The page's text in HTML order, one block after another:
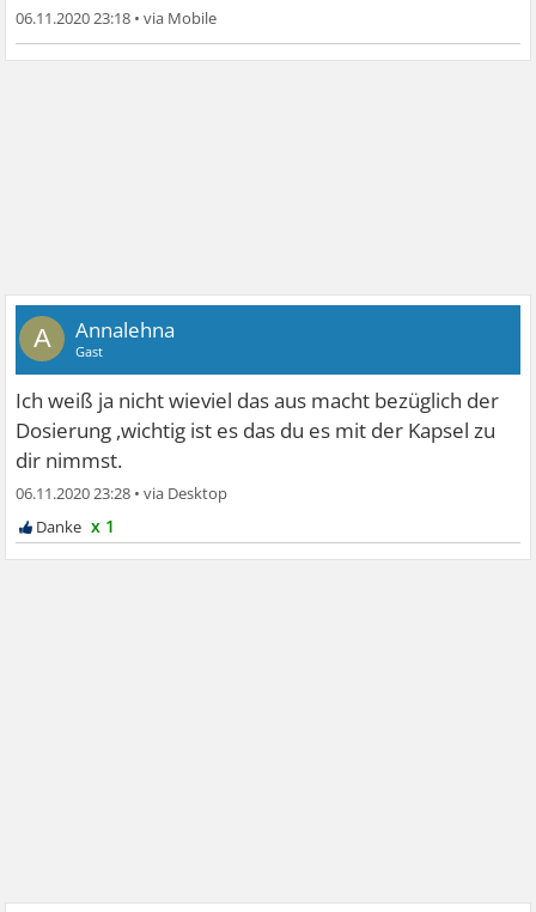
06.11.2020 23:18 •
A Annalehna
Gast
Ich weiß ja nicht wieviel das aus macht bezüglich der
Dosierung ,wichtig ist es das du es mit der Kapsel zu
dir nimmst.
06.11.2020 23:28 •
x 1